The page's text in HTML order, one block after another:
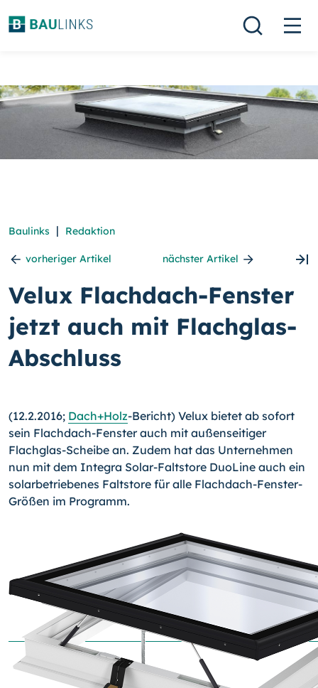
Baulinks | Redaktion
vorheriger Artikel nächster Artikel
Velux Flachdach-Fenster
jetzt auch mit Flachglas-
Abschluss
(12.2.2016; Dach+Holz-Bericht) Velux bietet ab sofort
sein Flachdach-Fenster auch mit außenseitiger
Flachglas-Scheibe an. Zudem hat das Unternehmen
nun mit dem In­tegra Solar-Faltstore DuoLine auch ein
solarbetriebenes Faltstore für alle Flachdach-Fenster-
Größen im Programm.